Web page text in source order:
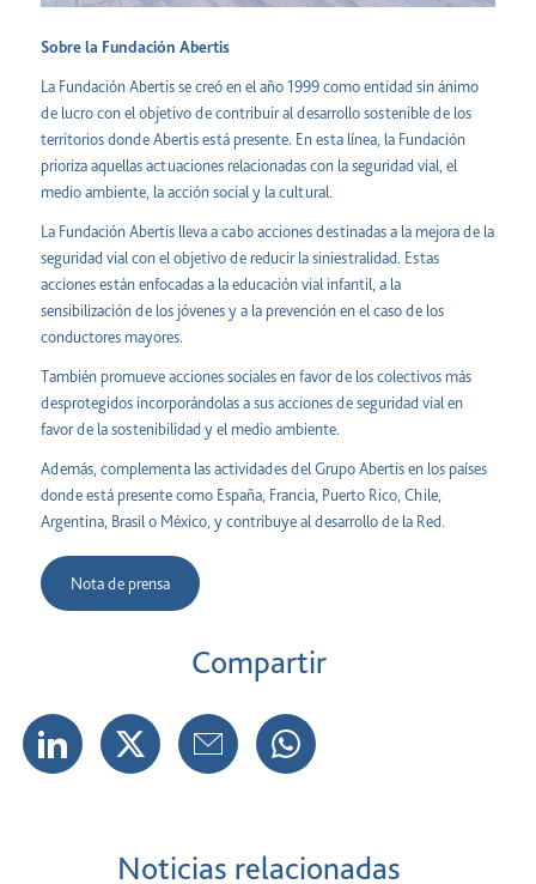
Sobre la Fundación Abertis
La Fundación Abertis se creó en el año 1999 como entidad sin ánimo
de lucro con el objetivo de contribuir al desarrollo sostenible de los
territorios donde Abertis está presente. En esta línea, la Fundación
prioriza aquellas actuaciones relacionadas con la seguridad vial, el
medio ambiente, la acción social y la cultural.
La Fundación Abertis lleva a cabo acciones destinadas a la mejora de la
seguridad vial con el objetivo de reducir la siniestralidad. Estas
acciones están enfocadas a la educación vial infantil, a la
sensibilización de los jóvenes y a la prevención en el caso de los
conductores mayores.
También promueve acciones sociales en favor de los colectivos más
desprotegidos incorporándolas a sus acciones de seguridad vial en
favor de la sostenibilidad y el medio ambiente.
Además, complementa las actividades del Grupo Abertis en los países
donde está presente como España, Francia, Puerto Rico, Chile,
Argentina, Brasil o México, y contribuye al desarrollo de la Red.
Nota de prensa
Compartir
Noticias relacionadas